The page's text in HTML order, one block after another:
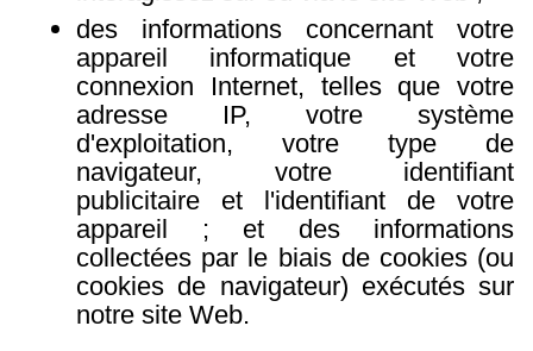
des informations concernant votre
appareil informatique et votre
connexion Internet, telles que votre
adresse IP, votre système
d'exploitation, votre type de
navigateur, votre identifiant
publicitaire et l'identifiant de votre
appareil ; et des informations
collectées par le biais de cookies (ou
cookies de navigateur) exécutés sur
notre site Web.